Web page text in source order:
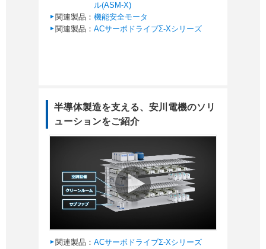
ル(ASM-X)
関連製品： 機能安全モータ
関連製品： ACサーボドライブΣ-Xシリーズ
半導体製造を支える、安川電機のソリ
ューションをご紹介
関連製品： ACサーボドライブΣ-Xシリーズ